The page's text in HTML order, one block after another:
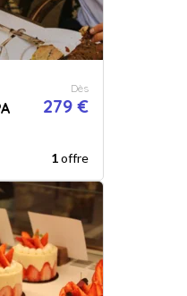
Dès
279 €
1offre